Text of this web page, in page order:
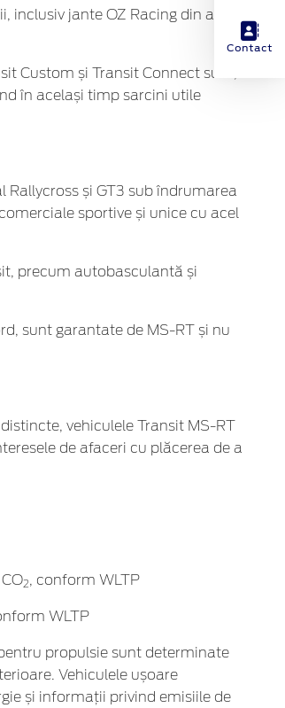
jante OZ Racing din aliaj,
Custom și Transit Connect sunt,
în același timp sarcini utile
și GT3 sub îndrumarea
sportive și unice cu acel
precum autobasculantă și
sunt garantate de MS-RT și nu
vehiculele Transit MS-RT
de afaceri cu plăcerea de a
2, conform WLTP
WLTP
propulsie sunt determinate
Vehiculele ușoare
și informații privind emisiile de
Contact